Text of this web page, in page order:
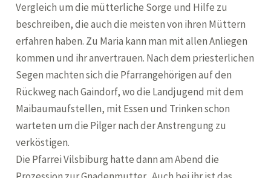
Vergleich um die mütterliche Sorge und Hilfe zu
beschreiben, die auch die meisten von ihren Müttern
erfahren haben. Zu Maria kann man mit allen Anliegen
kommen und ihr anvertrauen. Nach dem priesterlichen
Segen machten sich die Pfarrangehörigen auf den
Rückweg nach Gaindorf, wo die Landjugend mit dem
Maibaumaufstellen, mit Essen und Trinken schon
warteten um die Pilger nach der Anstrengung zu
verköstigen.
Die Pfarrei Vilsbiburg hatte dann am Abend die